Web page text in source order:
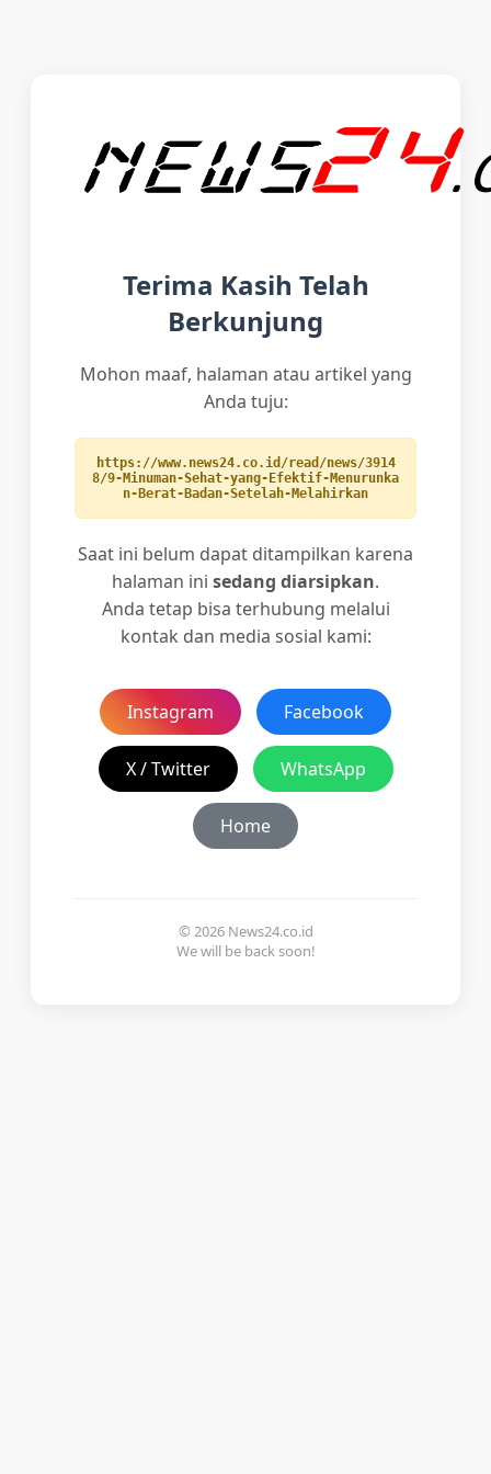
Terima Kasih Telah
Berkunjung
Mohon maaf, halaman atau artikel yang
Anda tuju:
https://www.news24.co.id/read/news/3914
8/9-Minuman-Sehat-yang-Efektif-Menurunka
n-Berat-Badan-Setelah-Melahirkan
Saat ini belum dapat ditampilkan karena
halaman ini sedang diarsipkan.
Anda tetap bisa terhubung melalui
kontak dan media sosial kami:
Instagram Facebook
X / Twitter WhatsApp
Home
© 2026 News24.co.id
We will be back soon!